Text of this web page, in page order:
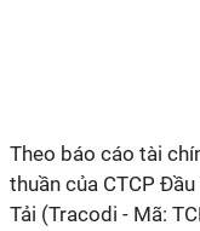
Theo báo cáo tài
thuần của CTCP
Tải (Tracodi - Mã: